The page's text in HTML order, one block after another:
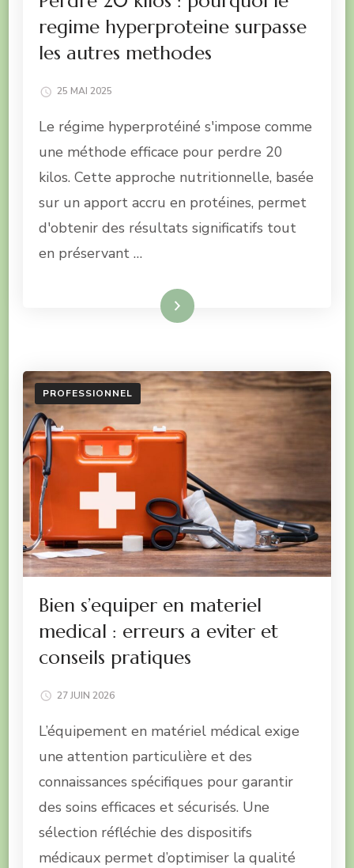
regime hyperproteine surpasse
les autres methodes
25 MAI 2025
Le régime hyperprotéiné s'impose comme
une méthode efficace pour perdre 20
kilos. Cette approche nutritionnelle, basée
sur un apport accru en protéines, permet
d'obtenir des résultats significatifs tout
en préservant …
Lire la suite
PROFESSIONNEL
Bien s’equiper en materiel
medical : erreurs a eviter et
conseils pratiques
27 JUIN 2026
L’équipement en matériel médical exige
une attention particulière et des
connaissances spécifiques pour garantir
des soins efficaces et sécurisés. Une
sélection réfléchie des dispositifs
médicaux permet d’optimiser la qualité